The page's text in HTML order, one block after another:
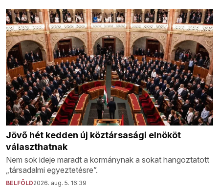
Jövő hét kedden új köztársasági elnököt
választhatnak
Nem sok ideje maradt a kormánynak a sokat hangoztatott
„társadalmi egyeztetésre”.
BELFÖLD2026. aug. 5. 16:39